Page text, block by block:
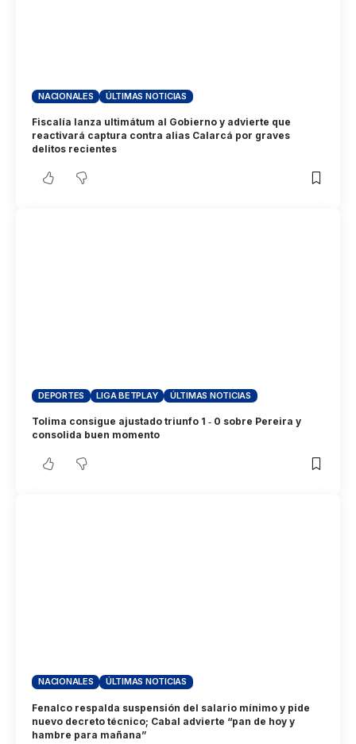
NACIONALES ÚLTIMAS NOTICIAS
Fiscalía lanza ultimátum al Gobierno y advierte que
reactivará captura contra alias Calarcá por graves
delitos recientes
DEPORTES LIGA BETPLAY ÚLTIMAS NOTICIAS
Tolima consigue ajustado triunfo 1 ‑ 0 sobre Pereira y
consolida buen momento
NACIONALES ÚLTIMAS NOTICIAS
Fenalco respalda suspensión del salario mínimo y pide
nuevo decreto técnico; Cabal advierte “pan de hoy y
hambre para mañana”